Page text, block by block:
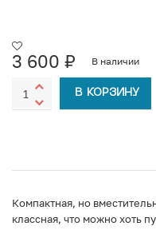
3 600 ₽ В наличии
В КОРЗИНУ
Компактная, но
классная, что можно хоть